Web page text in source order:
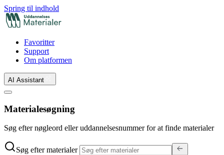
Spring til indhold
Favoritter
Support
Om platformen
AI Assistant
Materialesøgning
Søg efter nøgleord eller uddannelsesnummer for at finde materialer
Søg efter materialer